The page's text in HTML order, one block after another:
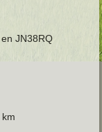
JN38RQ